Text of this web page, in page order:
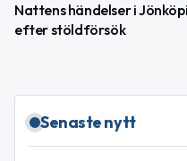
Nattens händelser i
efter stöldförsök
Senaste nytt